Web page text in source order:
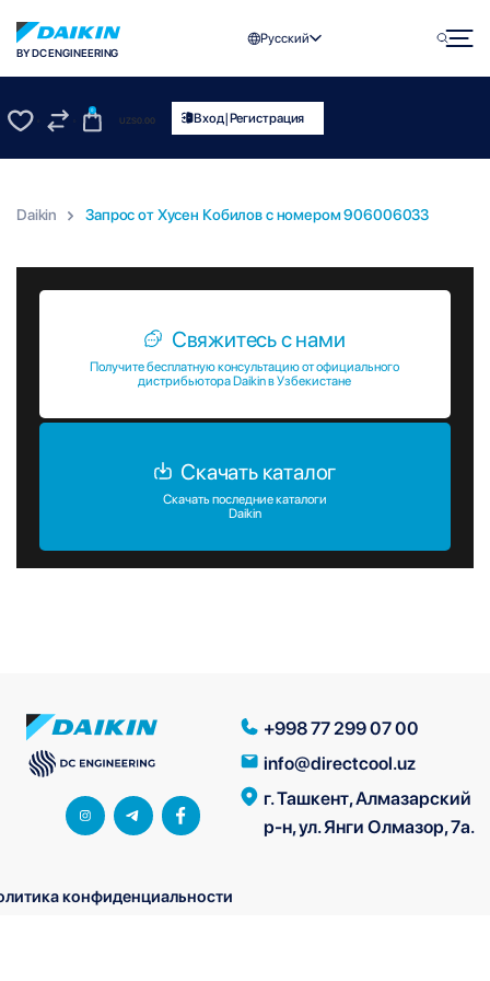
BY DC ENGINEERING
Русский
0
UZS0.00 Вход|Регистрация
Daikin Запрос от Хусен Кобилов c номером 906006033
Свяжитесь с нами
Получите бесплатную консультацию от официального
дистрибьютора Daikin в Узбекистане
Скачать каталог
Скачать последние каталоги
Daikin
+998 77 299 07 00
info@directcool.uz
г. Ташкент, Алмазарский
р-н, ул. Янги Олмазор, 7а.
конфиденциальности